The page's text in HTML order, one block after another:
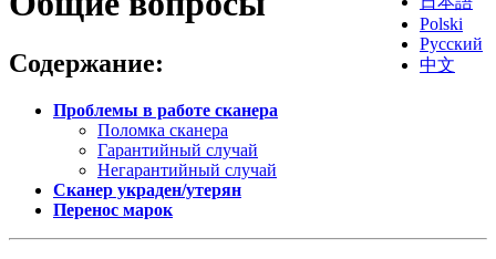
Polski
Русский
中文
Содержание:
Проблемы в работе сканера
Поломка сканера
Гарантийный случай
Негарантийный случай
Сканер украден/утерян
Перенос марок